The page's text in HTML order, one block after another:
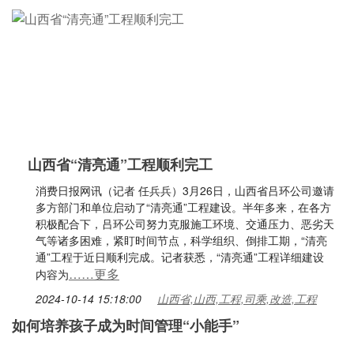
山西省“清亮通”工程顺利完工
消费日报网讯（记者 任兵兵）3月26日，山西省吕环公司邀请
多方部门和单位启动了“清亮通”工程建设。半年多来，在各方
积极配合下，吕环公司努力克服施工环境、交通压力、恶劣天
气等诸多困难，紧盯时间节点，科学组织、倒排工期，“清亮
通”工程于近日顺利完成。记者获悉，“清亮通”工程详细建设
内容为……更多
2024-10-14 15:18:00 山西省,山西,工程,司乘,改造,工程
如何培养孩子成为时间管理“小能手”